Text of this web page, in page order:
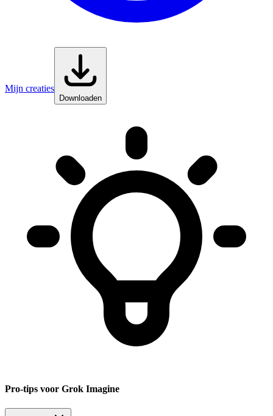
Mijn creaties
Downloaden
Pro-tips voor Grok Imagine